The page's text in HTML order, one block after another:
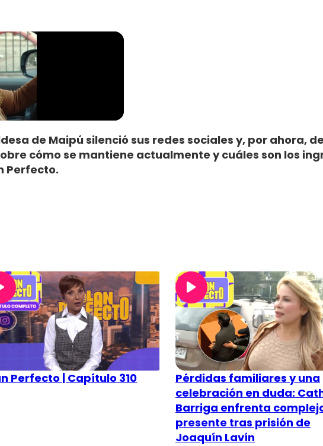
de Maipú silenció sus redes sociales y, por ahora,
cómo se mantiene actualmente y cuáles son los
Perfecto.
Perfecto | Capítulo 310
Pérdidas familiares y una
celebración en duda:
Barriga enfrenta
presente tras prisión de
Joaquín Lavín